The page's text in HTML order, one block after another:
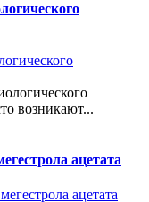
возникают...
ацетата